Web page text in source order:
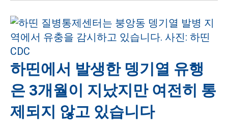
하띤에서 발생한 뎅기열 유행
은 3개월이 지났지만 여전히 통
제되지 않고 있습니다